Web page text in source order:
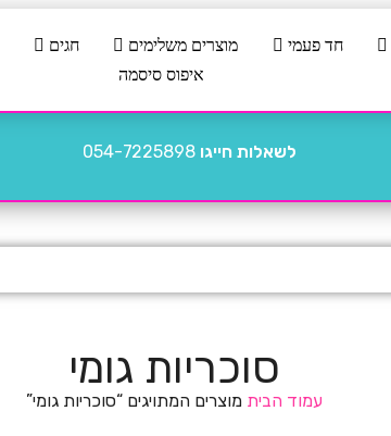
חד פעמי מוצרים משלימים חגים
איפוס סיסמה
לשאלות חייגו 054-7225898
סוכריות גומי
עמוד הביתמוצרים המתויגים “סוכריות גומי”